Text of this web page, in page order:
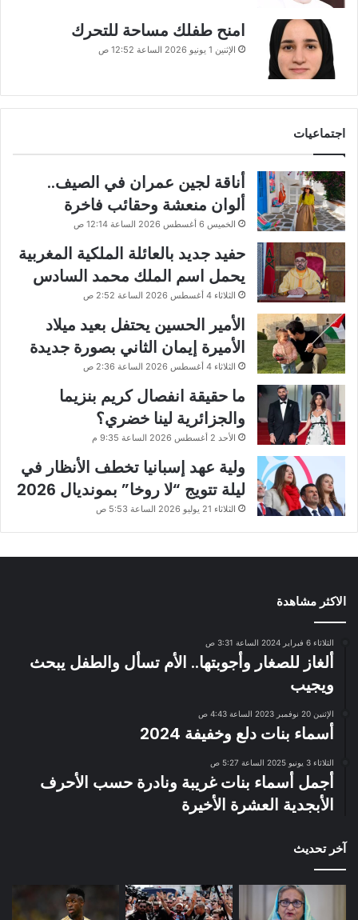
امنح طفلك مساحة للتحرك
الإثنين 1 يونيو 2026 الساعة 12:52 ص
اجتماعيات
أناقة لجين عمران في الصيف..
ألوان منعشة وحقائب فاخرة
الخميس 6 أغسطس 2026 الساعة 12:14 ص
حفيد جديد بالعائلة الملكية المغربية
يحمل اسم الملك محمد السادس
الثلاثاء 4 أغسطس 2026 الساعة 2:52 ص
الأمير الحسين يحتفل بعيد ميلاد
الأميرة إيمان الثاني بصورة جديدة
الثلاثاء 4 أغسطس 2026 الساعة 2:36 ص
ما حقيقة انفصال كريم بنزيما
والجزائرية لينا خضري؟
الأحد 2 أغسطس 2026 الساعة 9:35 م
ولية عهد إسبانيا تخطف الأنظار في
ليلة تتويج “لا روخا” بمونديال 2026
الثلاثاء 21 يوليو 2026 الساعة 5:53 ص
الاكثر مشاهدة
الثلاثاء 6 فبراير 2024 الساعة 3:31 ص
ألغاز للصغار وأجوبتها.. الأم تسأل والطفل يبحث
ويجيب
الإثنين 20 نوفمبر 2023 الساعة 4:43 ص
أسماء بنات دلع وخفيفة 2024
الثلاثاء 3 يونيو 2025 الساعة 5:27 ص
أجمل أسماء بنات غريبة ونادرة حسب الأحرف
الأبجدية العشرة الأخيرة
آخر تحديث